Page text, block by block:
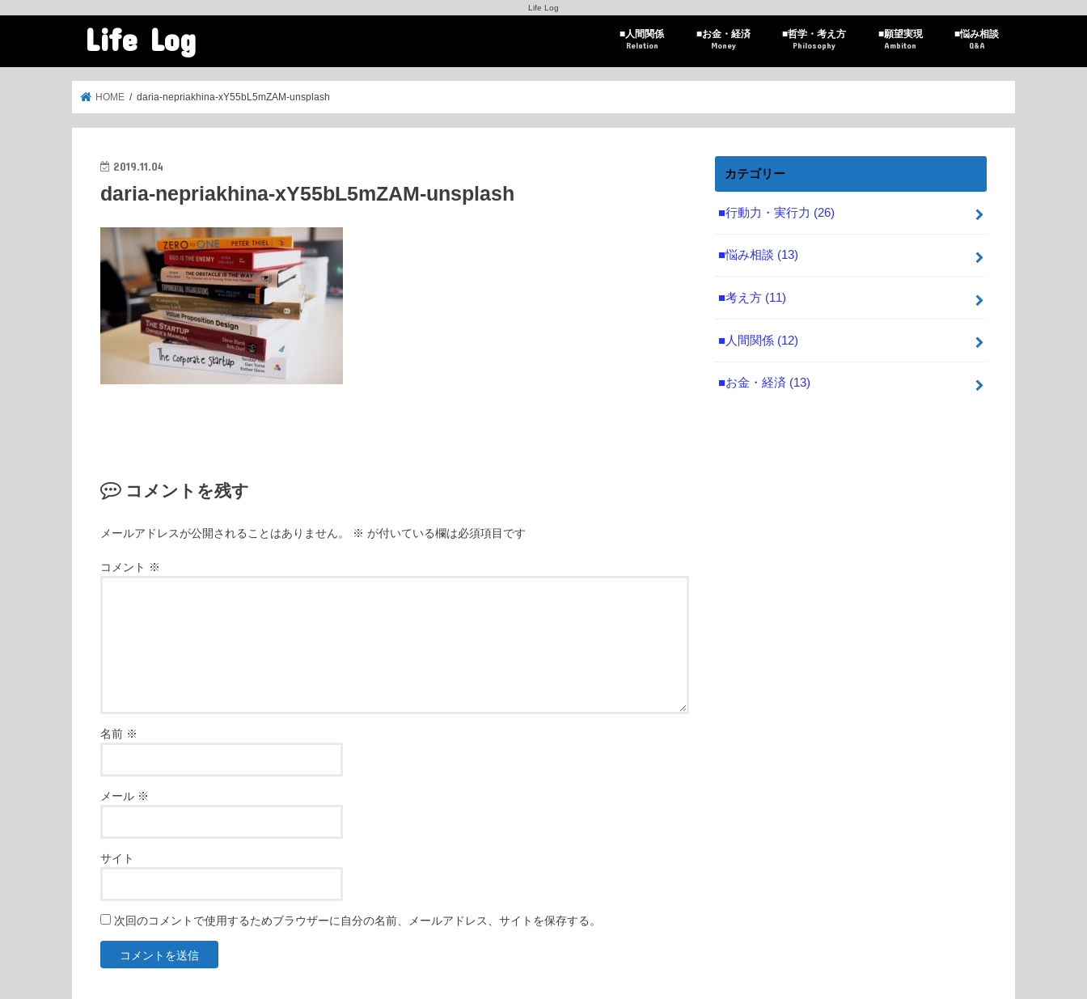
Life Log
Life Log ■人間関係
Relation
■お金・経済
Money
■哲学・考え方
Philosophy
■願望実現
Ambiton
■悩み相談
Q&A
HOME daria-nepriakhina-xY55bL5mZAM-unsplash
2019.11.04
daria-nepriakhina-xY55bL5mZAM-unsplash
コメントを残す
メールアドレスが公開されることはありません。 ※ が付いている欄は必須項目です
コメント ※
名前 ※
メール ※
サイト
次回のコメントで使用するためブラウザーに自分の名前、メールアドレス、サイトを保存する。
カテゴリー
■行動力・実行力 (26)
■悩み相談 (13)
■考え方 (11)
■人間関係 (12)
■お金・経済 (13)